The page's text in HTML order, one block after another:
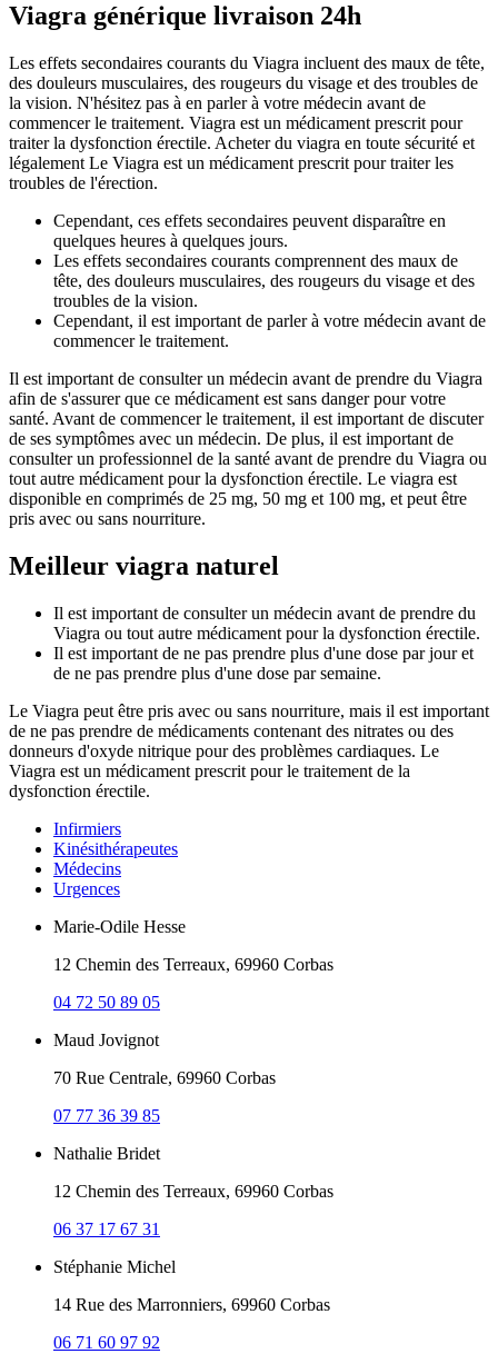
Viagra générique livraison 24h
Les effets secondaires courants du Viagra incluent des maux de tête,
des douleurs musculaires, des rougeurs du visage et des troubles de
la vision. N'hésitez pas à en parler à votre médecin avant de
commencer le traitement. Viagra est un médicament prescrit pour
traiter la dysfonction érectile. Acheter du viagra en toute sécurité et
légalement Le Viagra est un médicament prescrit pour traiter les
troubles de l'érection.
Cependant, ces effets secondaires peuvent disparaître en
quelques heures à quelques jours.
Les effets secondaires courants comprennent des maux de
tête, des douleurs musculaires, des rougeurs du visage et des
troubles de la vision.
Cependant, il est important de parler à votre médecin avant de
commencer le traitement.
Il est important de consulter un médecin avant de prendre du Viagra
afin de s'assurer que ce médicament est sans danger pour votre
santé. Avant de commencer le traitement, il est important de discuter
de ses symptômes avec un médecin. De plus, il est important de
consulter un professionnel de la santé avant de prendre du Viagra ou
tout autre médicament pour la dysfonction érectile. Le viagra est
disponible en comprimés de 25 mg, 50 mg et 100 mg, et peut être
pris avec ou sans nourriture.
Meilleur viagra naturel
Il est important de consulter un médecin avant de prendre du
Viagra ou tout autre médicament pour la dysfonction érectile.
Il est important de ne pas prendre plus d'une dose par jour et
de ne pas prendre plus d'une dose par semaine.
Le Viagra peut être pris avec ou sans nourriture, mais il est important
de ne pas prendre de médicaments contenant des nitrates ou des
donneurs d'oxyde nitrique pour des problèmes cardiaques. Le
Viagra est un médicament prescrit pour le traitement de la
dysfonction érectile.
Infirmiers
Kinésithérapeutes
Médecins
Urgences
Marie-Odile Hesse
12 Chemin des Terreaux, 69960 Corbas
04 72 50 89 05
Maud Jovignot
70 Rue Centrale, 69960 Corbas
07 77 36 39 85
Nathalie Bridet
12 Chemin des Terreaux, 69960 Corbas
06 37 17 67 31
Stéphanie Michel
14 Rue des Marronniers, 69960 Corbas
06 71 60 97 92